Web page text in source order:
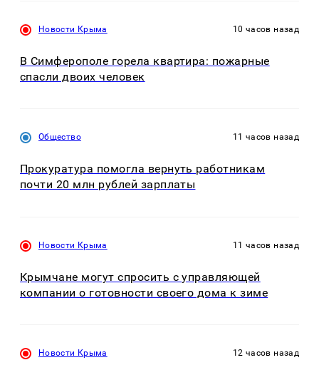
Новости Крыма 10 часов назад
В Симферополе горела квартира: пожарные
спасли двоих человек
Общество 11 часов назад
Прокуратура помогла вернуть работникам
почти 20 млн рублей зарплаты
Новости Крыма 11 часов назад
Крымчане могут спросить с управляющей
компании о готовности своего дома к зиме
Новости Крыма 12 часов назад